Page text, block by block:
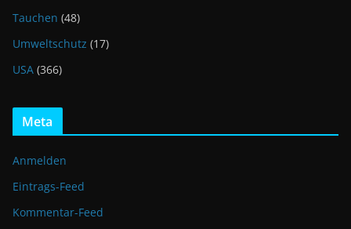
Tauchen (48)
Umweltschutz (17)
USA (366)
Meta
Anmelden
Eintrags-Feed
Kommentar-Feed